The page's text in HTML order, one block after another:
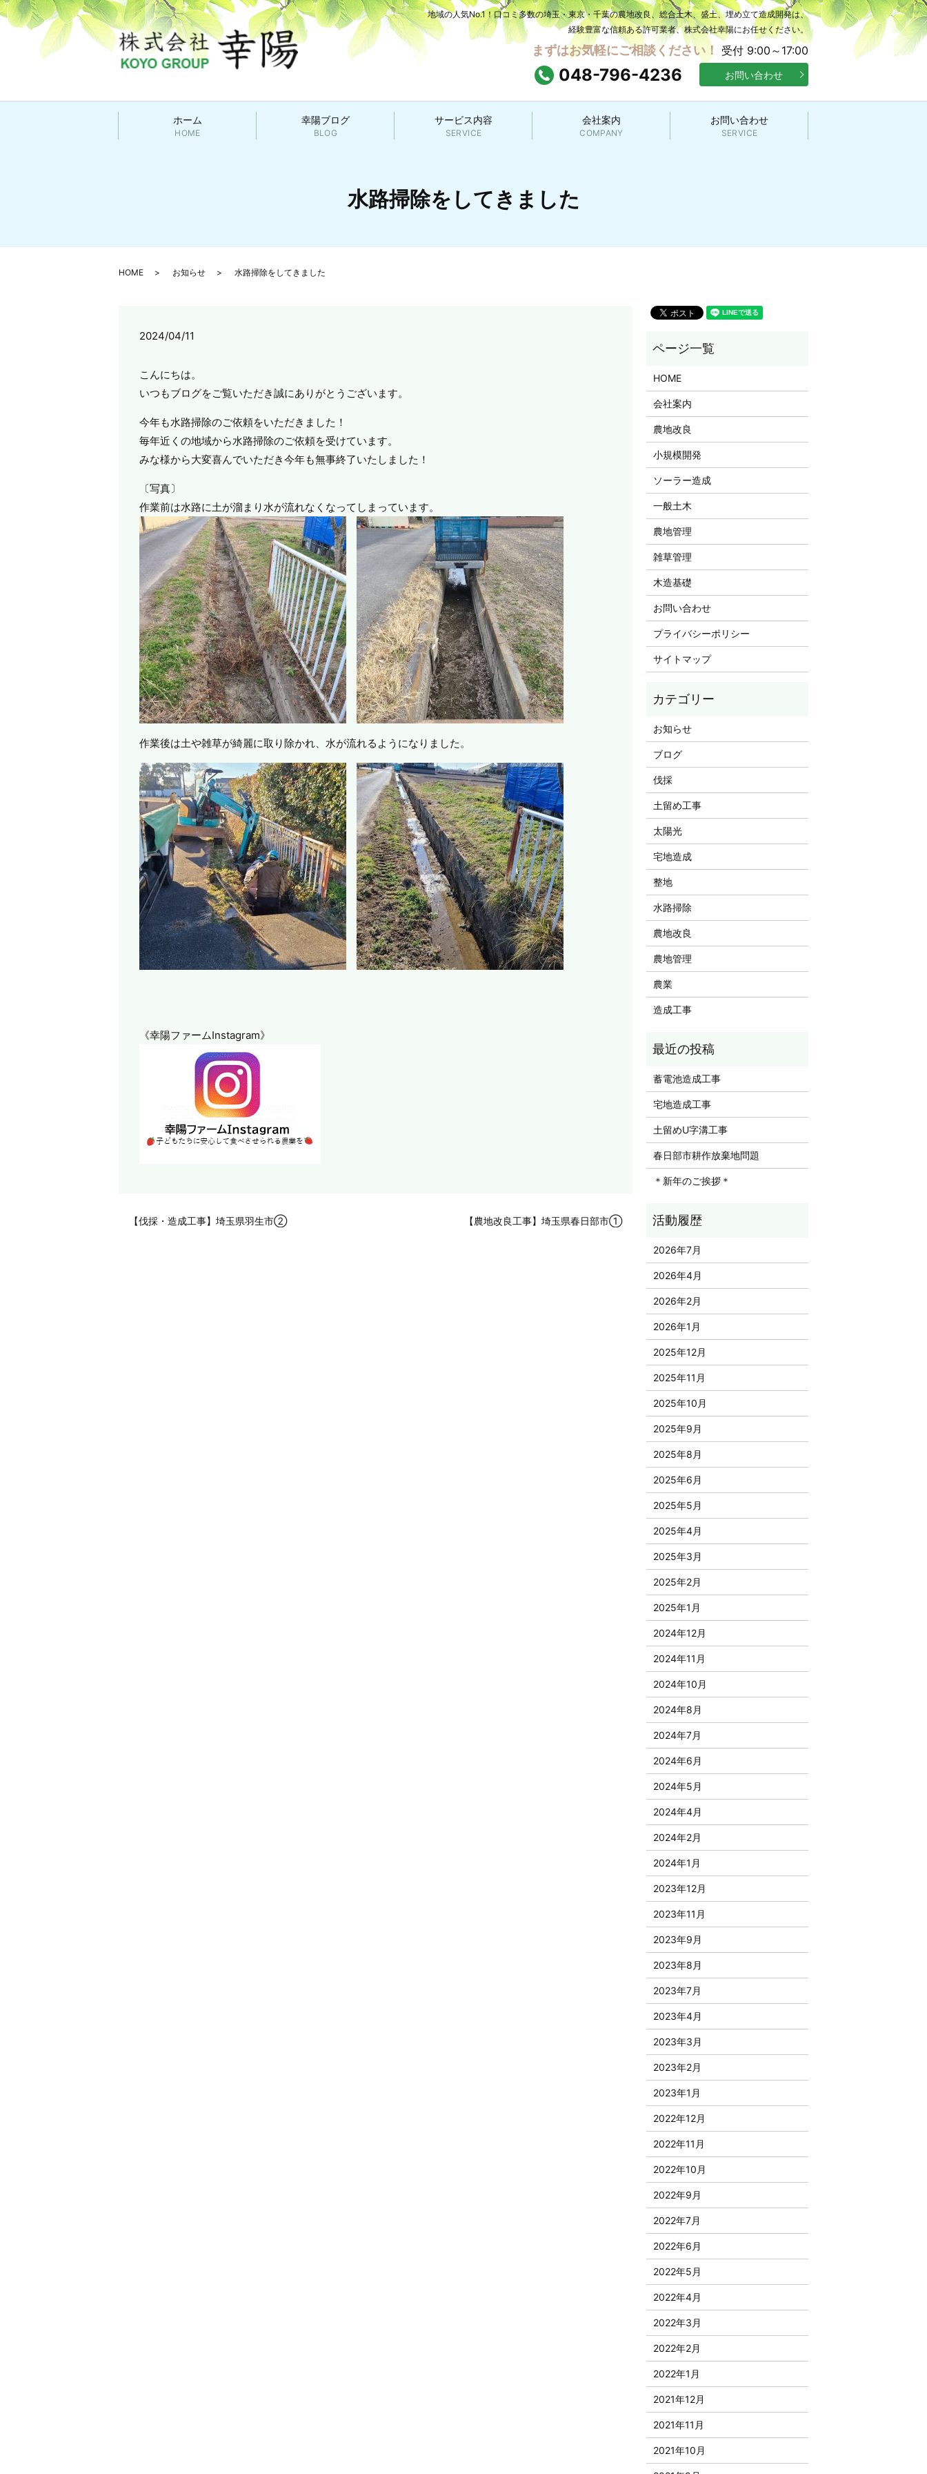
地域の人気No.1！口コミ多数の埼玉・東京・千葉の農地改良、総合土木、盛土、埋め立て造成開発は、
経験豊富な信頼ある許可業者、株式会社幸陽にお任せください。
まずはお気軽にご相談ください！ 受付 9:00～17:00
048-796-4236 お問い合わせ
ホーム
HOME
幸陽ブログ
BLOG
サービス内容
SERVICE
会社案内
COMPANY
お問い合わせ
SERVICE
水路掃除をしてきました
HOME お知らせ 水路掃除をしてきました
2024/04/11
こんにちは。
いつもブログをご覧いただき誠にありがとうございます。
今年も水路掃除のご依頼をいただきました！
毎年近くの地域から水路掃除のご依頼を受けています。
みな様から大変喜んでいただき今年も無事終了いたしました！
〔写真〕
作業前は水路に土が溜まり水が流れなくなってしまっています。
作業後は土や雑草が綺麗に取り除かれ、水が流れるようになりました。
《幸陽ファームInstagram》
【伐採・造成工事】埼玉県羽生市② 【農地改良工事】埼玉県春日部市①
HOME
会社案内
農地改良
小規模開発
ソーラー造成
一般土木
農地管理
雑草管理
木造基礎
お問い合わせ
プライバシーポリシー
サイトマップ
お知らせ
ブログ
伐採
土留め工事
太陽光
宅地造成
整地
水路掃除
農地改良
農地管理
農業
造成工事
蓄電池造成工事
宅地造成工事
土留めU字溝工事
春日部市耕作放棄地問題
＊新年のご挨拶＊
2026年7月
2026年4月
2026年2月
2026年1月
2025年12月
2025年11月
2025年10月
2025年9月
2025年8月
2025年6月
2025年5月
2025年4月
2025年3月
2025年2月
2025年1月
2024年12月
2024年11月
2024年10月
2024年8月
2024年7月
2024年6月
2024年5月
2024年4月
2024年2月
2024年1月
2023年12月
2023年11月
2023年9月
2023年8月
2023年7月
2023年4月
2023年3月
2023年2月
2023年1月
2022年12月
2022年11月
2022年10月
2022年9月
2022年7月
2022年6月
2022年5月
2022年4月
2022年3月
2022年2月
2022年1月
2021年12月
2021年11月
2021年10月